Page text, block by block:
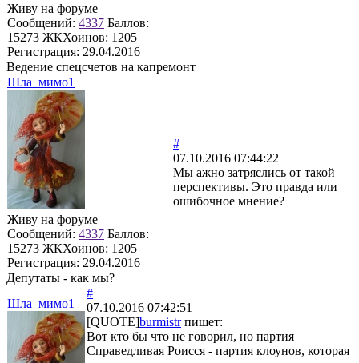
Живу на форуме
Сообщений: 4337 Баллов:
15273 ЖКХоинов: 1205
Регистрация: 29.04.2016
Ведение спецсчетов на капремонт
Шла_мимо1
Живу на форуме
Сообщений: 4337 Баллов:
15273 ЖКХоинов: 1205
Регистрация: 29.04.2016
#
07.10.2016 07:44:22
Мы ажно затряслись от такой
перспективы. Это правда или
ошибочное мнение?
Депутаты - как мы?
Шла_мимо1
#
07.10.2016 07:42:51
[QUOTE]burmistrпишет:
Вот кто бы что не говорил, но партия
Справедливая Роисся - партия клоунов, которая